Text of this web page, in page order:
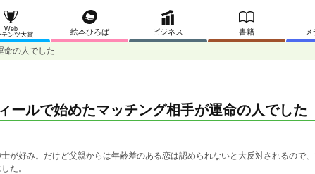
Web
テンツ大賞
絵本ひろば ビジネス 書籍
命の人でした
ールで始めたマッチング相手が運命の人でした
が好み。だけど父親からは年齢差のある恋は認められないと大反対されるので
た。